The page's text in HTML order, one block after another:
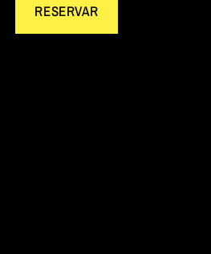
RESERVAR